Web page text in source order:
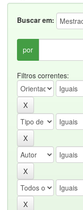
Buscar em:
por
Filtros correntes: